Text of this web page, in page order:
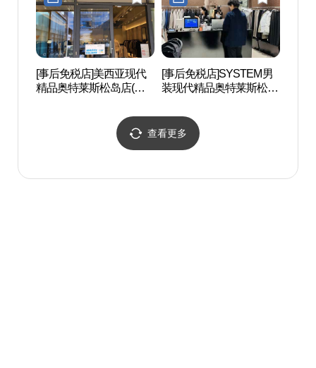
[事后免税店]美西亚现代
精品奥特莱斯松岛店(미
[事后免税店]SYSTEM男
装现代精品奥特莱斯松岛
미엄아울렛 송도점)
查看更多